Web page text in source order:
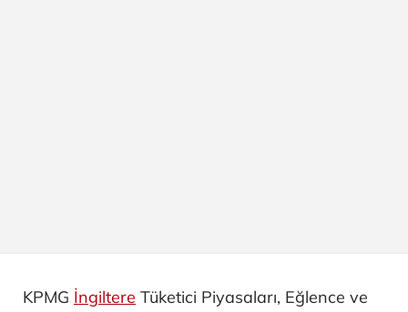
KPMG İngiltere Tüketici Piyasaları, Eğlence ve